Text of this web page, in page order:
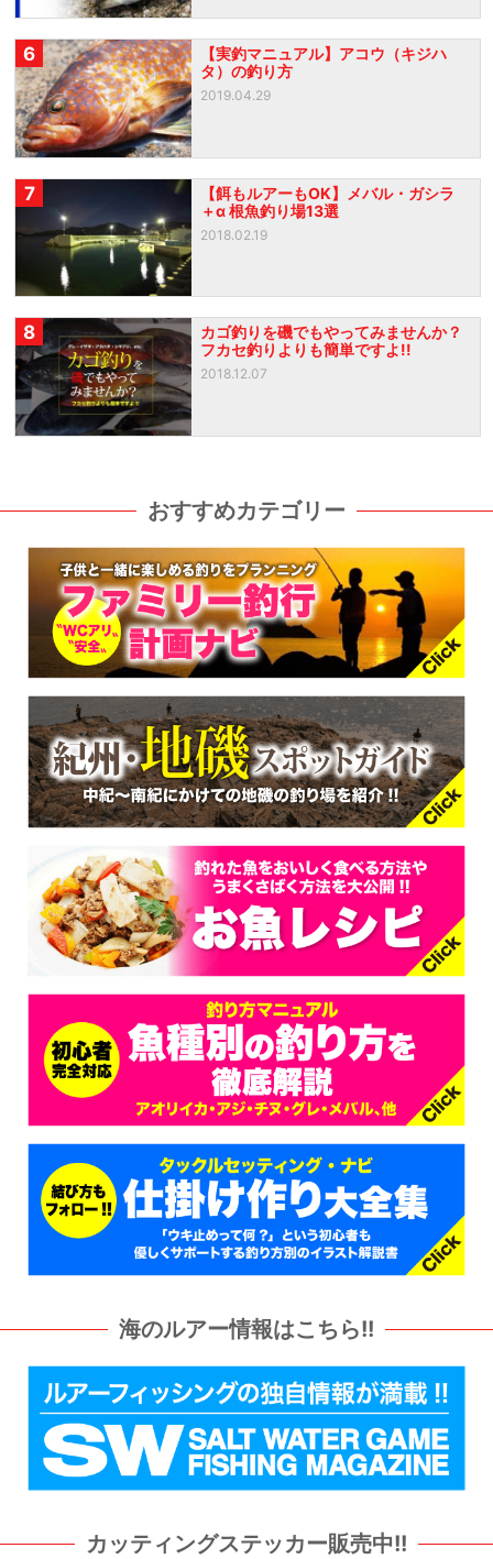
6
【実釣マニュアル】アコウ（キジハ
タ）の釣り方
2019.04.29
7
【餌もルアーもOK】メバル・ガシラ
＋α 根魚釣り場13選
2018.02.19
8
カゴ釣りを磯でもやってみませんか？
フカセ釣りよりも簡単ですよ!!
2018.12.07
おすすめカテゴリー
海のルアー情報はこちら!!
カッティングステッカー販売中!!